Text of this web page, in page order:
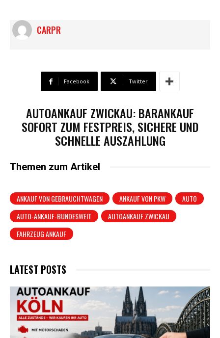
CARPR
Facebook Twitter
AUTOANKAUF ZWICKAU: BARANKAUF
SOFORT ZUM FESTPREIS, SICHERE UND
SCHNELLE AUSZAHLUNG
Themen zum Artikel
ANKAUF VON GEBRAUCHTWAGEN ANKAUF VON PKW
AUTO
AUTO-ANKAUF-BUNDESWEIT
AUTOANKAUF ZWICKAU
FAHRZEUG ANKAUF
LATEST POSTS